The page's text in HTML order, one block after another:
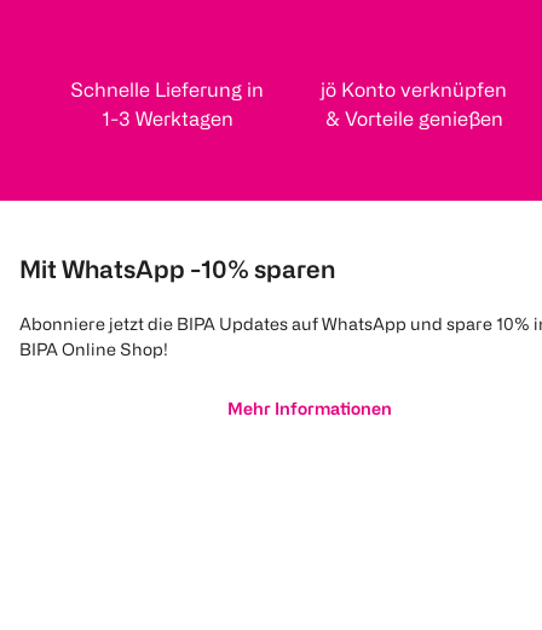
Schnelle Lieferung in
1-3 Werktagen
jö Konto verknüpfen
& Vorteile genießen
Mit WhatsApp -10% sparen
Abonniere jetzt die BIPA Updates auf WhatsApp und spare 10%
BIPA Online Shop!
Mehr Informationen